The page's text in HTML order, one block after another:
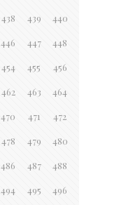
438 439 440
446 447 448
454 455 456
462 463 464
470 471 472
478 479 480
486 487 488
494 495 496